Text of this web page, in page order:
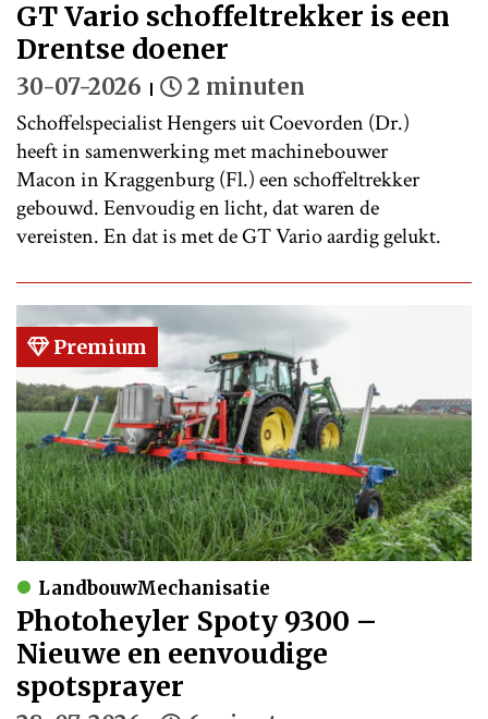
GT Vario schoffeltrekker is een
Drentse doener
30-07-2026 2 minuten
Schoffelspecialist Hengers uit Coevorden (Dr.)
heeft in samenwerking met machinebouwer
Macon in Kraggenburg (Fl.) een schoffeltrekker
gebouwd. Eenvoudig en licht, dat waren de
vereisten. En dat is met de GT Vario aardig gelukt.
Premium
LandbouwMechanisatie
Photoheyler Spoty 9300 –
Nieuwe en eenvoudige
spotsprayer